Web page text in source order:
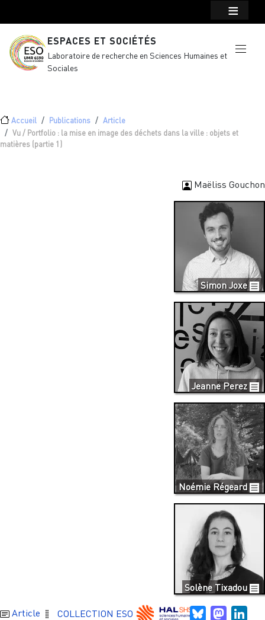
ESPACES ET SOCIÉTÉS
Laboratoire de recherche en Sciences Humaines et
Sociales
Fil d'Ariane
Accueil Publications
Article
Vu / Portfolio : la mise en image des déchets dans la ville : objets et
matières (partie 1)
Maëliss Gouchon
Simon Joxe
Jeanne Perez
Noémie Régeard
Solène Tixadou
Article COLLECTION ESO Bluesky